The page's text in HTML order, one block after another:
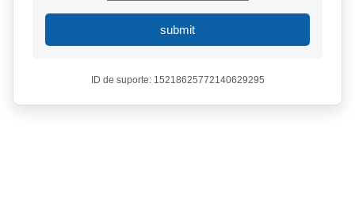
submit
ID de suporte: 15218625772140629295